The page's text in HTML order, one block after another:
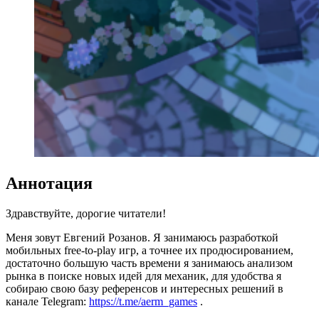
Аннотация
Здравствуйте, дорогие читатели!
Меня зовут Евгений Розанов. Я занимаюсь разработкой
мобильных free-to-play игр, а точнее их продюсированием,
достаточно большую часть времени я занимаюсь анализом
рынка в поиске новых идей для механик, для удобства я
собираю свою базу референсов и интересных решений в
канале Telegram: https://t.me/aerm_games .